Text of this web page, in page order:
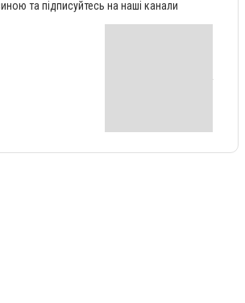
та підписуйтесь на наші канали